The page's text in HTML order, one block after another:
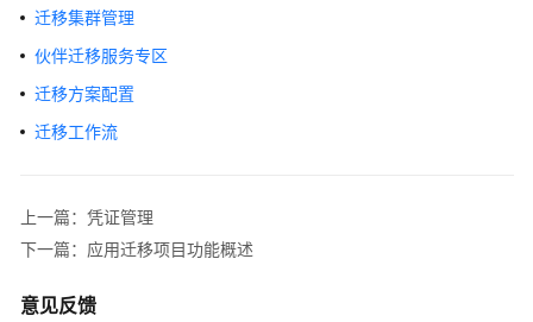
览
权
管
配
置
理
迁移集群管理
伙伴迁移服务专区
迁移方案配置
迁移工作流
上一篇：凭证管理
下一篇：应用迁移项目功能概述
意见反馈